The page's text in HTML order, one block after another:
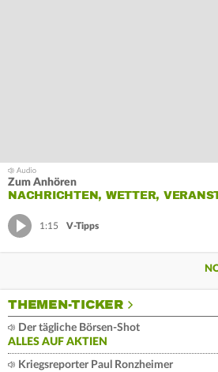
Zum Anhören
NACHRICHTEN, WETTER,
1:15 V-Tipps
THEMEN-TICKER
Der tägliche Börsen-Shot
ALLES AUF AKTIEN
Kriegsreporter Paul Ronzheimer